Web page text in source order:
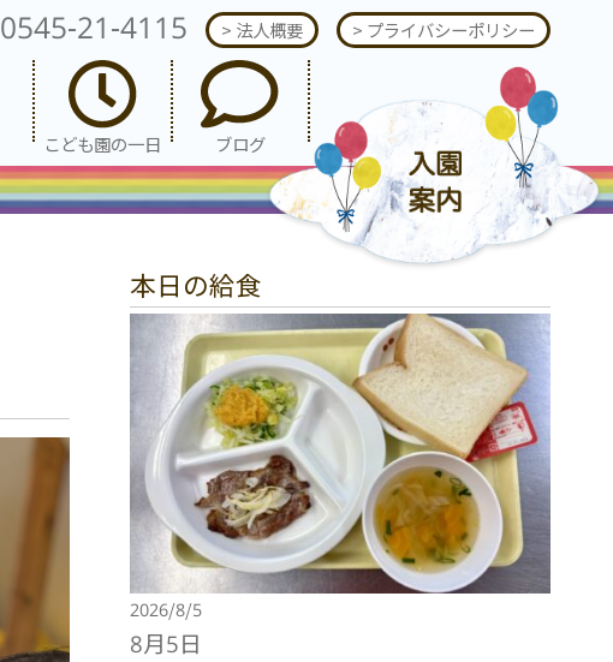
0545-21-4115 > 法人概要 > プライバシーポリシー
こども園の一日 ブログ
本日の給食
2026/8/5
8月5日